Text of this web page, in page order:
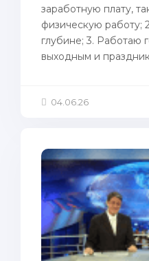
зaработную плату,
физическую работу;
глубине; 3. Pаботаю
выходным и
04.06.26